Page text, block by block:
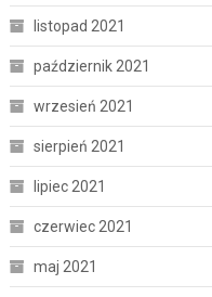
listopad 2021
październik 2021
wrzesień 2021
sierpień 2021
lipiec 2021
czerwiec 2021
maj 2021